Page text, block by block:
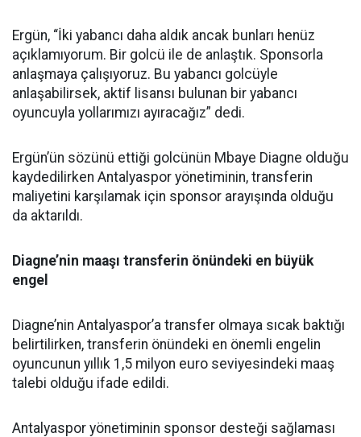
Ergün, “İki yabancı daha aldık ancak bunları henüz
açıklamıyorum. Bir golcü ile de anlaştık. Sponsorla
anlaşmaya çalışıyoruz. Bu yabancı golcüyle
anlaşabilirsek, aktif lisansı bulunan bir yabancı
oyuncuyla yollarımızı ayıracağız” dedi.
Ergün’ün sözünü ettiği golcünün Mbaye Diagne olduğu
kaydedilirken Antalyaspor yönetiminin, transferin
maliyetini karşılamak için sponsor arayışında olduğu
da aktarıldı.
Diagne’nin maaşı transferin önündeki en büyük
engel
Diagne’nin Antalyaspor’a transfer olmaya sıcak baktığı
belirtilirken, transferin önündeki en önemli engelin
oyuncunun yıllık 1,5 milyon euro seviyesindeki maaş
talebi olduğu ifade edildi.
Antalyaspor yönetiminin sponsor desteği sağlaması